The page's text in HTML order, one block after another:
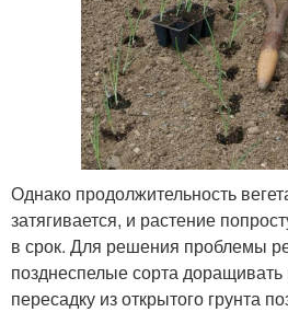
Однако продолжительность
затягивается, и растение
в срок. Для решения проблемы
позднеспелые сорта
пересадку из открытого грунта